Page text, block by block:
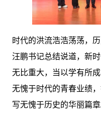
时代的洪流浩浩荡荡，
汪鹏书记总结说道，新
无比重大，当以学有所
无愧于时代的青春业绩
写无愧于历史的华丽篇章